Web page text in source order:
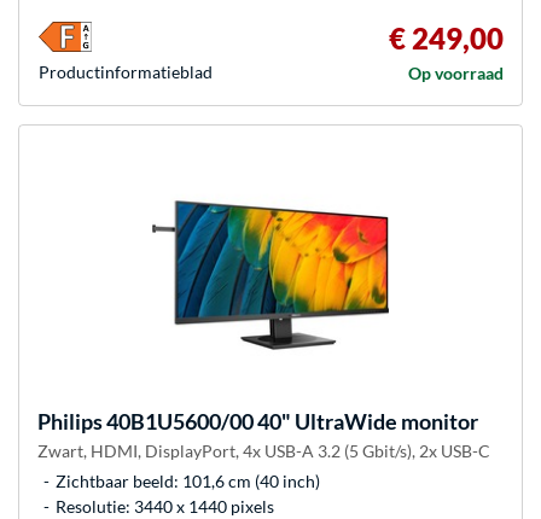
€ 249,00
Op voorraad
Product­informatieblad
Philips40B1U5600/00 40" UltraWide monitor
Zwart, HDMI, DisplayPort, 4x USB-A 3.2 (5 Gbit/s), 2x USB-C
Zichtbaar beeld: 101,6 cm (40 inch)
Resolutie: 3440 x 1440 pixels